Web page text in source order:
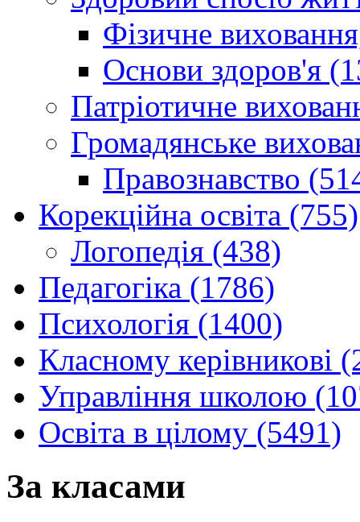
Фізичне
Основи здоров'я
Патріотичне
Громадянське
Правознавство
Корекційна освіта (755)
Логопедія (438)
Педагогіка (1786)
Психологія (1400)
Класному керівникові
Управління школою
Освіта в цілому (5491)
За класами